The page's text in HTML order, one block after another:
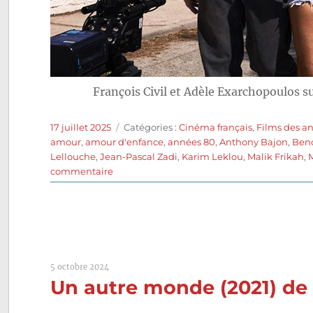
François Civil et Adèle Exarchopoulos
Publié
le
17 juillet 2025 Catégories
Catégories :Cinéma français, Films des
amour,amour d'enfance,années 80,Anthony Bajon,
Lellouche,Jean-Pascal Zadi, Karim Leklou, Malik Frikah,
commentairesur
L’Amour
5 octobre 2024
Un autre monde (2021)